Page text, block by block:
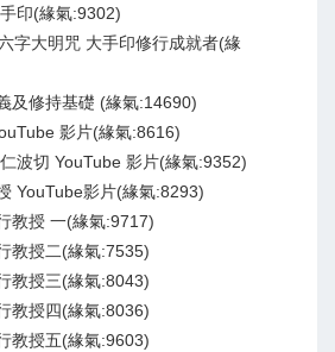
印(緣氣:9302)
字大明咒 大手印修行成就者(緣
及修持基礎 (緣氣:14690)
影片(緣氣:8616)
波切 YouTube 影片(緣氣:9352)
YouTube影片(緣氣:8293)
教授 一(緣氣:9717)
教授二(緣氣:7535)
教授三(緣氣:8043)
教授四(緣氣:8036)
教授五(緣氣:9603)